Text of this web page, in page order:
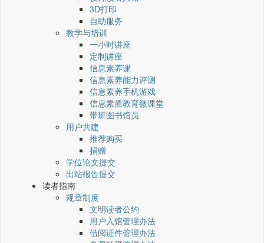
3D打印
自助服务
教学与培训
一小时讲座
定制讲座
信息素养课
信息素养能力评测
信息素养手机游戏
信息素质教育微课堂
带班图书馆员
用户共建
推荐购买
捐赠
学位论文提交
出站报告提交
读者指南
规章制度
文明读者公约
用户入馆管理办法
借阅证件管理办法